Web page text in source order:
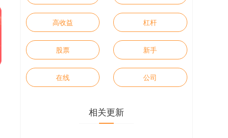
高收益 杠杆
股票 新手
在线 公司
相关更新